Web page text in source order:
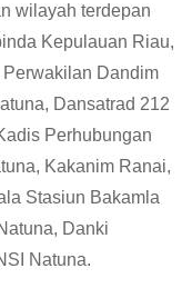
wilayah terdepan
Kepulauan Riau,
Dandim
Dansatrad 212
Perhubungan
Kakanim Ranai,
Stasiun Bakamla
Danki
Natuna.